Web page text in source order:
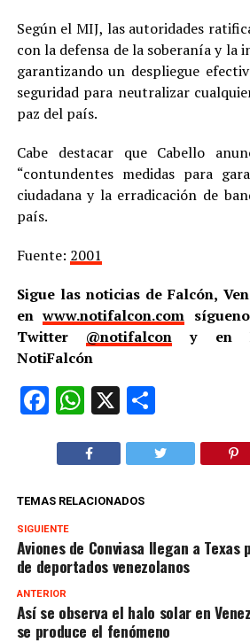
Según el MIJ, las autoridades
con la defensa de la soberanía y
garantizando un despliegue
seguridad para neutralizar
paz del país.
Cabe destacar que Cabello
“contundentes medidas para
ciudadana y la erradicación de
país.
Fuente: 2001
Sigue las noticias de Falcón,
enwww.notifalcon.com
Twitter @notifalcon y en
NotiFalcón
Facebook
WhatsApp
X
TEMAS RELACIONADOS
SIGUIENTE
Aviones de Conviasa llegan a
de deportados venezolanos
ANTERIOR
Así se observa el halo solar en
se produce el fenómeno